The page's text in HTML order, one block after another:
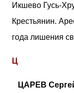
Икшево Гусь-
Крестьянин.
года лишения
Ц
ЦАРЕВ